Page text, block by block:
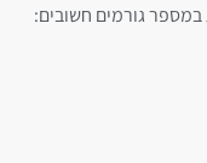
גורמים חשובים: